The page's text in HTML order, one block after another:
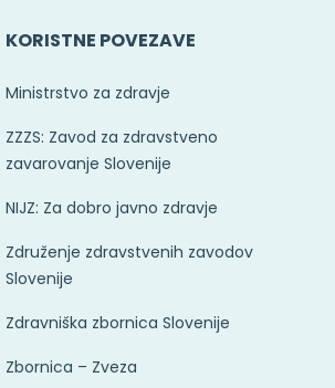
KORISTNE POVEZAVE
Ministrstvo za zdravje
ZZZS: Zavod za zdravstveno
zavarovanje Slovenije
NIJZ: Za dobro javno zdravje
Združenje zdravstvenih zavodov
Slovenije
Zdravniška zbornica Slovenije
Zbornica – Zveza